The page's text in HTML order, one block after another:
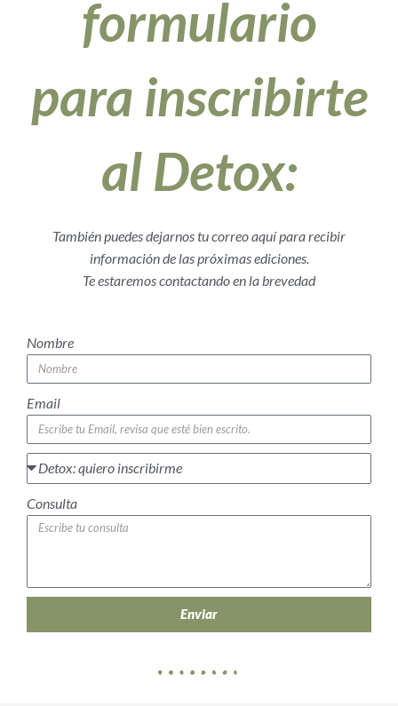
formulario
para inscribirte
al Detox:
También puedes dejarnos tu correo aquí para recibir
información de las próximas ediciones.
Te estaremos contactando en la brevedad
Nombre
Email
Consulta
Enviar